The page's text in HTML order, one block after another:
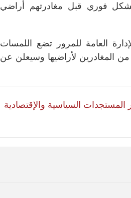
فوري قبل مغادرتهم أراضي
العامة للمرور تضع اللمسات
من المغادرين لأراضيها وسيعلن عن
المستجدات السياسية والإقتصادية